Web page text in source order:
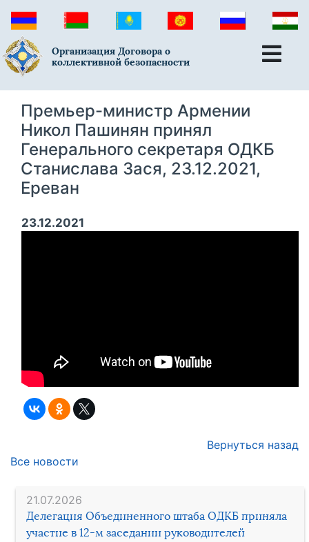
Организация Договора о
коллективной безопасности
21.07.2026
Делегация Объединенного штаба ОДКБ приняла
участие в 12-м заседании руководителей
Премьер-министр Армении
Никол Пашинян принял
Генерального секретаря ОДКБ
Станислава Зася, 23.12.2021,
Ереван
23.12.2021
Вернуться назад
Все новости